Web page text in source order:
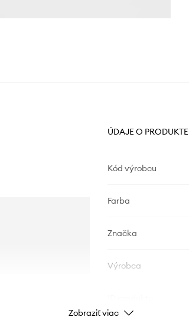
ÚDAJE O PRODUKTE
Kód výrobcu
Farba
Značka
Výrobca
Zobraziť viac